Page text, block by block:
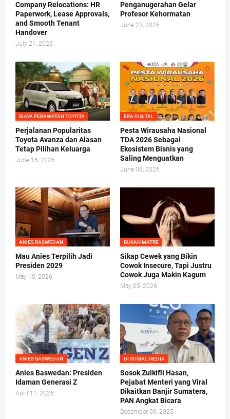
Company Relocations: HR
Paperwork, Lease Approvals,
and Smooth Tenant
Handover
July 21, 2026
Penganugerahan Gelar
Profesor Kehormatan
June 23, 2026
BIAYA PERAWATAN TOYOTA
Perjalanan Popularitas
Toyota Avanza dan Alasan
Tetap Pilihan Keluarga
June 16, 2026
ERA DIGITAL
Pesta Wirausaha Nasional
TDA 2026 Sebagai
Ekosistem Bisnis yang
Saling Menguatkan
June 08, 2026
ANIES BASWEDAN
Mau Anies Terpilih Jadi
Presiden 2029
May 10, 2026
BUKAN MATRE
Sikap Cewek yang Bikin
Cowok Insecure, Tapi Justru
Cowok Juga Makin Kagum
May 05, 2026
ANIES BASWEDAN
Anies Baswedan: Presiden
Idaman Generasi Z
April 11, 2026
DI SOSIAL MEDIA
Sosok Zulkifli Hasan,
Pejabat Menteri yang Viral
Dikaitkan Banjir Sumatera,
PAN Angkat Bicara
December 09, 2025